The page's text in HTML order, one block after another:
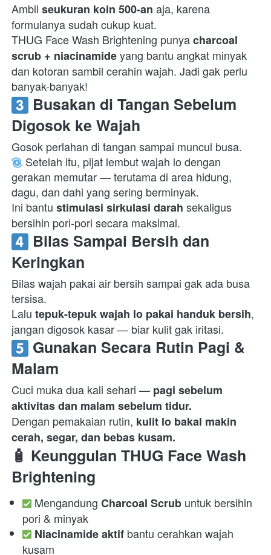
Ambil seukuran koin 500-an aja, karena
formulanya sudah cukup kuat.
THUG Face Wash Brightening punya charcoal
scrub + niacinamide yang bantu angkat minyak
dan kotoran sambil cerahin wajah. Jadi gak perlu
banyak-banyak!
Busakan di Tangan Sebelum
Digosok ke Wajah
Setelah itu, pijat lembut wajah lo dengan
gerakan memutar — terutama di area hidung,
dagu, dan dahi yang sering berminyak.
Ini bantu stimulasi sirkulasi darah sekaligus
bersihin pori-pori secara maksimal.
Bilas Sampai Bersih dan
Keringkan
Bilas wajah pakai air bersih sampai gak ada busa
tersisa.
Lalu tepuk-tepuk wajah lo pakai handuk bersih,
jangan digosok kasar — biar kulit gak iritasi.
Gunakan Secara Rutin Pagi &
Malam
Cuci muka dua kali sehari — pagi sebelum
aktivitas dan malam sebelum tidur.
Dengan pemakaian rutin, kulit lo bakal makin
cerah, segar, dan bebas kusam.
🧴 Keunggulan THUG Face Wash
Brightening
Mengandung Charcoal Scrub untuk bersihin
pori & minyak
Niacinamide aktif bantu cerahkan wajah
kusam